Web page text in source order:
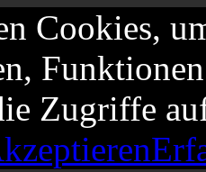
Cookies,
Zugriffe